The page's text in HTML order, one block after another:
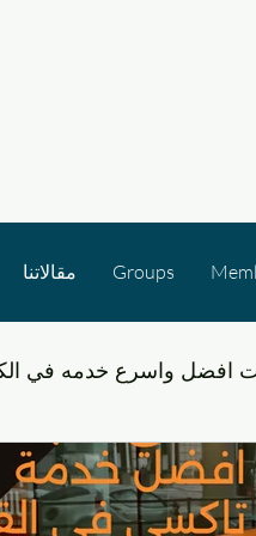
مقالاتنا Groups
افضل واسرع خدمه في
التنقل في مشرف